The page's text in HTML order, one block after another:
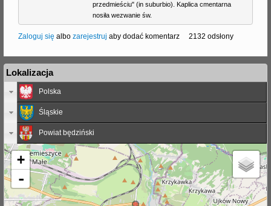
przedmieściu" (in suburbio). Kaplica cmentarna
nosiła wezwanie św.
Zaloguj się albo zarejestruj aby dodać komentarz 2132 odsłony
Lokalizacja
Polska
Śląskie
Powiat będziński
+
-